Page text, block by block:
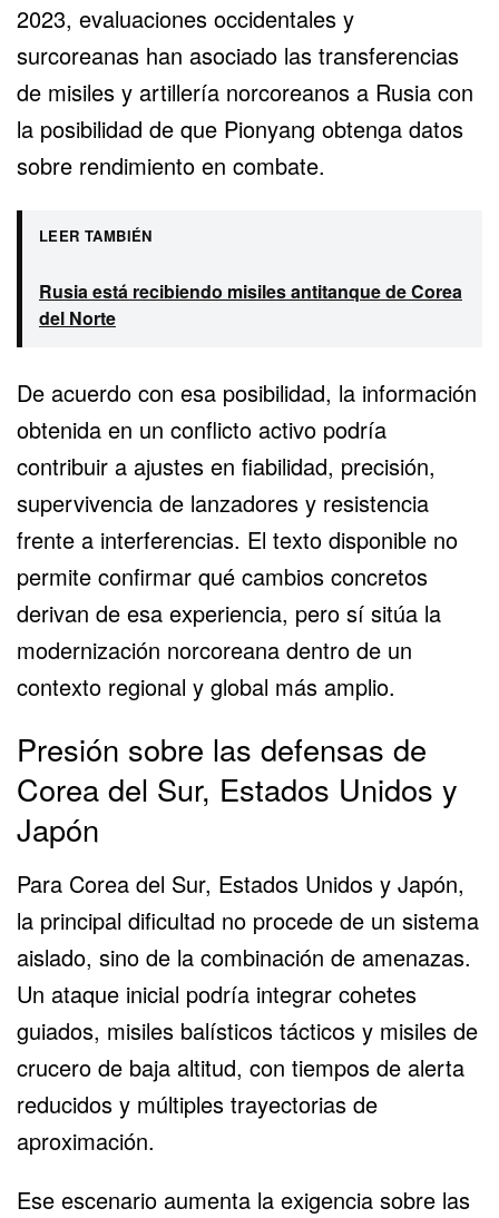
2023, evaluaciones occidentales y
surcoreanas han asociado las transferencias
de misiles y artillería norcoreanos a Rusia con
la posibilidad de que Pionyang obtenga datos
sobre rendimiento en combate.
LEER TAMBIÉN
Rusia está recibiendo misiles antitanque de Corea
del Norte
De acuerdo con esa posibilidad, la información
obtenida en un conflicto activo podría
contribuir a ajustes en fiabilidad, precisión,
supervivencia de lanzadores y resistencia
frente a interferencias. El texto disponible no
permite confirmar qué cambios concretos
derivan de esa experiencia, pero sí sitúa la
modernización norcoreana dentro de un
contexto regional y global más amplio.
Presión sobre las defensas de
Corea del Sur, Estados Unidos y
Japón
Para Corea del Sur, Estados Unidos y Japón,
la principal dificultad no procede de un sistema
aislado, sino de la combinación de amenazas.
Un ataque inicial podría integrar cohetes
guiados, misiles balísticos tácticos y misiles de
crucero de baja altitud, con tiempos de alerta
reducidos y múltiples trayectorias de
aproximación.
Ese escenario aumenta la exigencia sobre las